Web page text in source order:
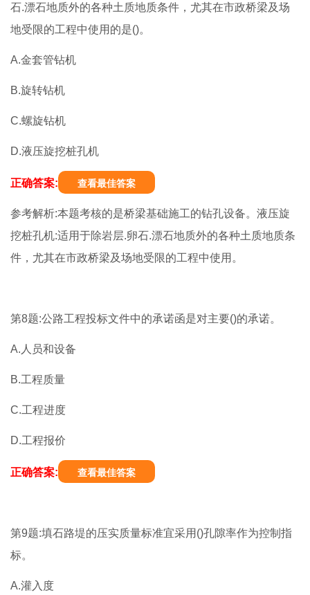
石.漂石地质外的各种土质地质条件，尤其在市政桥梁及场
地受限的工程中使用的是()。
A.金套管钻机
B.旋转钻机
C.螺旋钻机
D.液压旋挖桩孔机
正确答案: 查看最佳答案
参考解析:本题考核的是桥梁基础施工的钻孔设备。液压旋
挖桩孔机:适用于除岩层.卵石.漂石地质外的各种土质地质条
件，尤其在市政桥梁及场地受限的工程中使用。
第8题:公路工程投标文件中的承诺函是对主要()的承诺。
A.人员和设备
B.工程质量
C.工程进度
D.工程报价
正确答案: 查看最佳答案
第9题:填石路堤的压实质量标准宜采用()孔隙率作为控制指
标。
A.灌入度